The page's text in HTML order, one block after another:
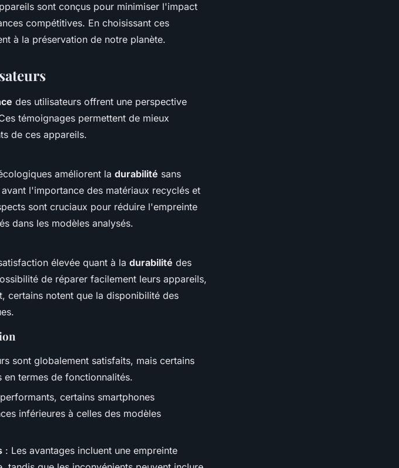
sont conçus pour minimiser l'impact
compétitives. En choisissant ces
à la préservation de notre planète.
des utilisateurs offrent une perspective
témoignages permettent de mieux
de ces appareils.
améliorent la durabilité sans
l'importance des matériaux recyclés et
sont cruciaux pour réduire l'empreinte
dans les modèles analysés.
élevée quant à la durabilité des
de réparer facilement leurs appareils,
certains notent que la disponibilité des
sont globalement satisfaits, mais certains
termes de fonctionnalités.
certains smartphones
inférieures à celles des modèles
: Les avantages incluent une empreinte